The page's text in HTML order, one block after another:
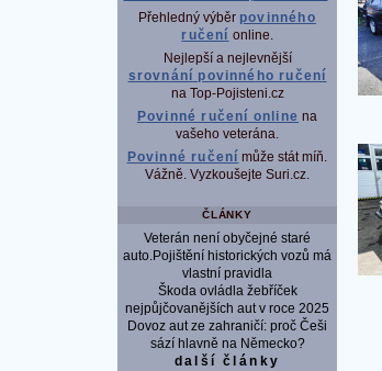
Přehledný výběr povinného
ručení online.
Nejlepší a nejlevnější
srovnání povinného ručení
na Top-Pojisteni.cz
Povinné ručení online na
vašeho veterána.
Povinné ručení může stát míň.
Vážně. Vyzkoušejte Suri.cz.
ČLÁNKY
Veterán není obyčejné staré
auto.Pojištění historických vozů má
vlastní pravidla
Škoda ovládla žebříček
nejpůjčovanějších aut v roce 2025
Dovoz aut ze zahraničí: proč Češi
sází hlavně na Německo?
další články